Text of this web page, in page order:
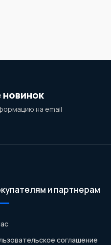
новинок
на email
и партнерам
соглашение